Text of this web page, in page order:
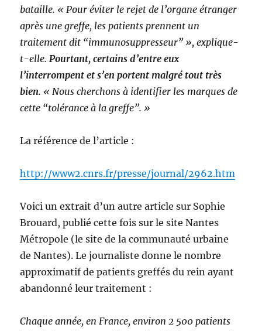
bataille. « Pour éviter le rejet de l’organe étranger
après une greffe, les patients prennent un
traitement dit “immunosuppresseur” », explique-
t-elle.Pourtant, certains d’entre eux
l’interrompent et s’en portent malgré tout très
bien. « Nous cherchons à identifier les marques de
cette “tolérance à la greffe”. »
La référence de l’article :
http://www2.cnrs.fr/presse/journal/2962.htm
Voici un extrait d’un autre article sur Sophie
Brouard, publié cette fois sur le site Nantes
Métropole (le site de la communauté urbaine
de Nantes). Le journaliste donne le nombre
approximatif de patients greffés du rein ayant
abandonné leur traitement :
Chaque année, en France, environ 2 500 patients